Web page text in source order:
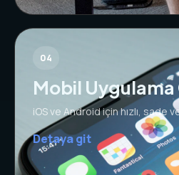
04
Mobil
iOS ve Android için hızlı, sade
Detaya git